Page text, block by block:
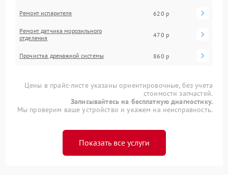
Ремонт испарителя 620 р
Ремонт датчика морозильного
отделения
470 р
Прочистка дренажной системы 860 р
Цены в прайс-листе указаны ориентировочные, без учета
стоимости запчастей.
Записывайтесь на бесплатную диагностику.
Мы проверим ваше устройство и укажем на неисправность.
Показать все услуги